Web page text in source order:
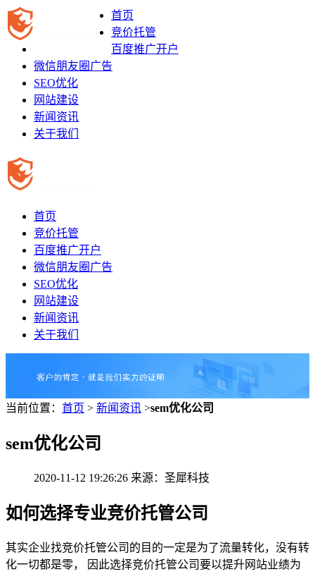
首页
竞价托管
百度推广开户
微信朋友圈广告
SEO优化
网站建设
新闻资讯
关于我们
首页
竞价托管
百度推广开户
微信朋友圈广告
SEO优化
网站建设
新闻资讯
关于我们
当前位置： 首页 > 新闻资讯 >sem优化公司
sem优化公司
2020-11-12 19:26:26 来源：圣犀科技
如何选择专业竞价托管公司
其实企业找竞价托管公司的目的一定是为了流量转化，没有转
化一切都是零， 因此选择竞价托管公司要以提升网站业绩为